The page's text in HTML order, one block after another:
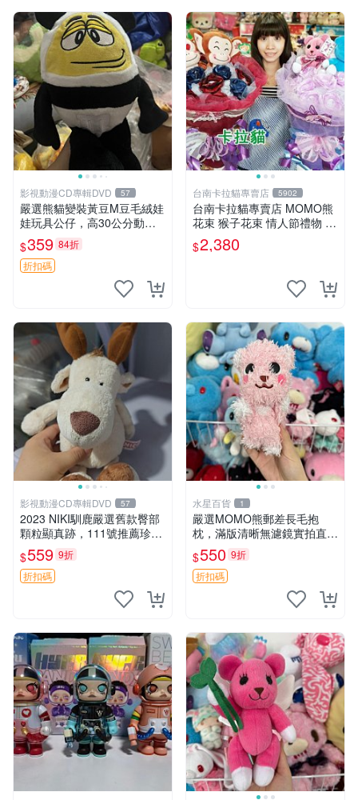
影視動漫CD專輯DVD 57
嚴選熊貓變裝黃豆M豆毛絨娃
娃玩具公仔，高30公分動漫
周邊 熊貓 變裝 公仔
$359 84折
折扣碼
台南卡拉貓專賣店 5902
台南卡拉貓專賣店 MOMO熊
花束 猴子花束 情人節禮物 二
選一 可繡字 可今天寄明天到
$2,380
影視動漫CD專輯DVD 57
2023 NIKI馴鹿嚴選舊款臀部
顆粒顯真跡，111號推薦珍藏
品 馴鹿 舊款 尾巴顆粒
$559 9折
折扣碼
水星百貨 1
嚴選MOMO熊郵差長毛抱
枕，滿版清晰無濾鏡實拍直
銷。每周新品到貨，不容錯
過！ 郵差熊 長毛 抱枕
$550 9折
折扣碼